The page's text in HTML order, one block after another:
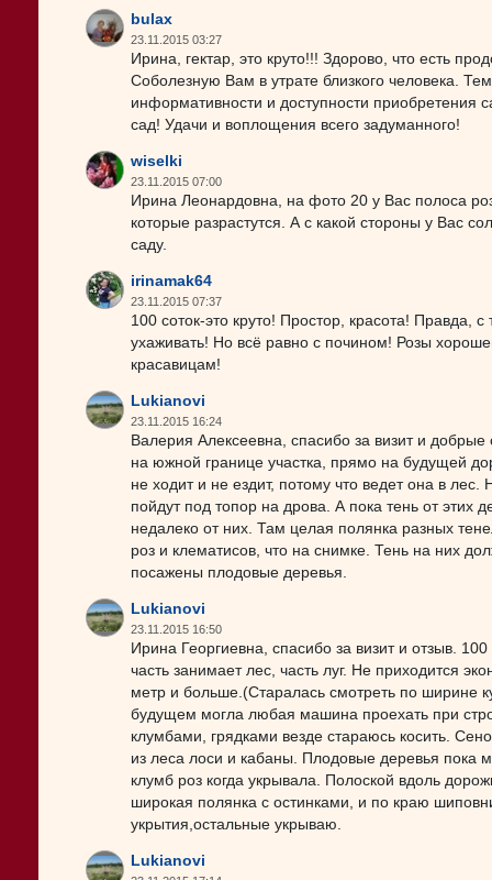
bulax
23.11.2015 03:27
Ирина, гектар, это круто!!! Здорово, что есть
Соболезную Вам в утрате близкого человека.
информативности и доступности
сад! Удачи и воплощения всего задуманного!
wiselki
23.11.2015 07:00
Ирина Леонардовна, на фото 20 у Вас полоса
которые разрастутся. А с какой стороны у Вас
саду.
irinamak64
23.11.2015 07:37
100 соток-это круто! Простор, красота! Правда,
ухаживать! Но всё равно с почином! Розы
красавицам!
Lukianovi
23.11.2015 16:24
Валерия Алексеевна, спасибо за визит и
на южной границе участка, прямо на будущей
не ходит и не ездит, потому что ведет она в
пойдут под топор на дрова. А пока тень от этих
недалеко от них. Там целая полянка разных
роз и клематисов, что на снимке. Тень на них
посажены плодовые деревья.
Lukianovi
23.11.2015 16:50
Ирина Георгиевна, спасибо за визит и отзыв.
часть занимает лес, часть луг. Не приходится
метр и больше.(Старалась смотреть по ширине
будущем могла любая машина проехать при
клумбами, грядками везде стараюсь косить.
из леса лоси и кабаны. Плодовые деревья пока
клумб роз когда укрывала. Полоской вдоль
широкая полянка с остинками, и по краю
укрытия,остальные укрываю.
Lukianovi